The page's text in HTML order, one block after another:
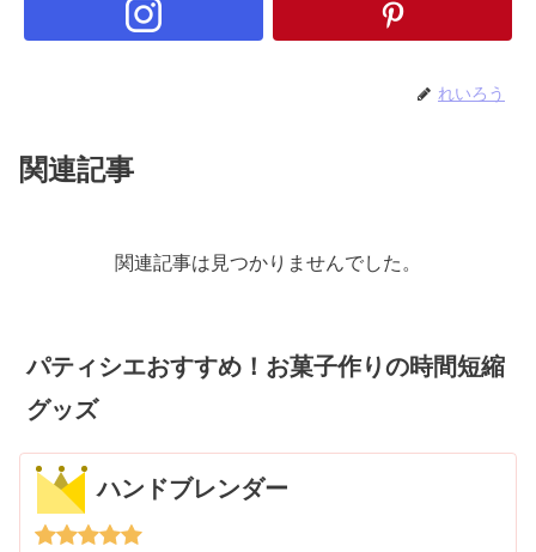
れいろう
関連記事
関連記事は見つかりませんでした。
パティシエおすすめ！お菓子作りの時間短縮
グッズ
ハンドブレンダー